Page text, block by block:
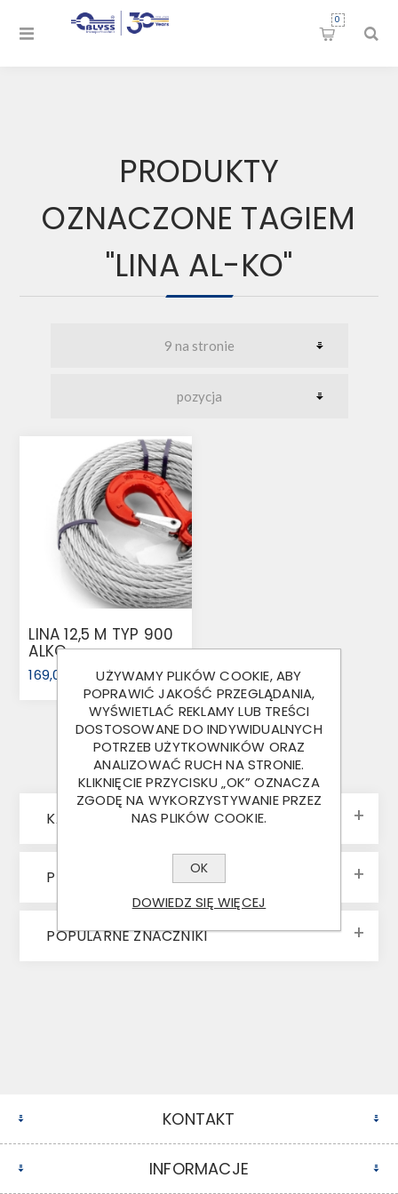
0
PRODUKTY
OZNACZONE TAGIEM
"LINA AL-KO"
LINA 12,5 M TYP 900
ALKO
169,00 ZŁ
KATEGORIE
PRODUCENCI
POPULARNE ZNACZNIKI
KONTAKT
INFORMACJE
UŻYWAMY PLIKÓW COOKIE, ABY
POPRAWIĆ JAKOŚĆ PRZEGLĄDANIA,
WYŚWIETLAĆ REKLAMY LUB TREŚCI
DOSTOSOWANE DO INDYWIDUALNYCH
POTRZEB UŻYTKOWNIKÓW ORAZ
ANALIZOWAĆ RUCH NA STRONIE.
KLIKNIĘCIE PRZYCISKU „OK” OZNACZA
ZGODĘ NA WYKORZYSTYWANIE PRZEZ
NAS PLIKÓW COOKIE.
OK
DOWIEDZ SIĘ WIĘCEJ